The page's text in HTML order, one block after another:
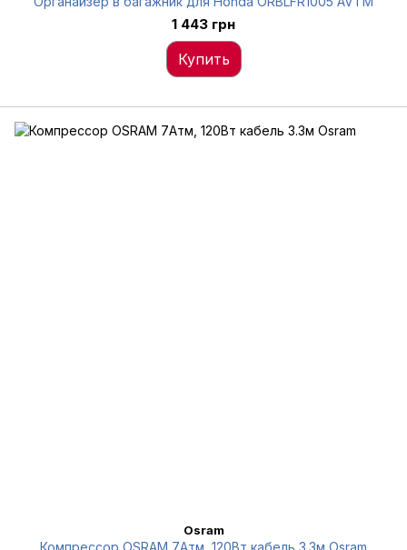
1 443 грн
Купить
Osram
Компрессор OSRAM 7Атм, 120Вт кабель 3.3м Osram